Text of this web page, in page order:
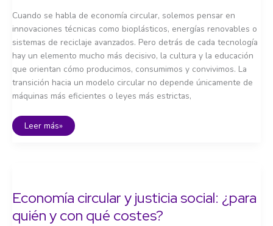
Cuando se habla de economía circular, solemos pensar en
innovaciones técnicas como bioplásticos, energías renovables o
sistemas de reciclaje avanzados. Pero detrás de cada tecnología
hay un elemento mucho más decisivo, la cultura y la educación
que orientan cómo producimos, consumimos y convivimos. La
transición hacia un modelo circular no depende únicamente de
máquinas más eficientes o leyes más estrictas,
Educación
Leer más»
Economía circular y justicia social: ¿para
quién y con qué costes?